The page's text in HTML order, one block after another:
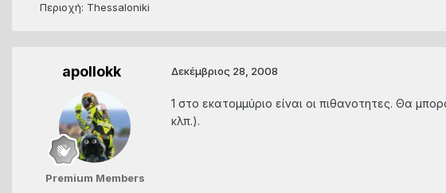
Περιοχή: Thessaloniki
apollokk
Premium Members
Δεκέμβριος 28, 2008
1 στο εκατομμύριο είναι οι πιθανοτητες. Θα
κλπ.).